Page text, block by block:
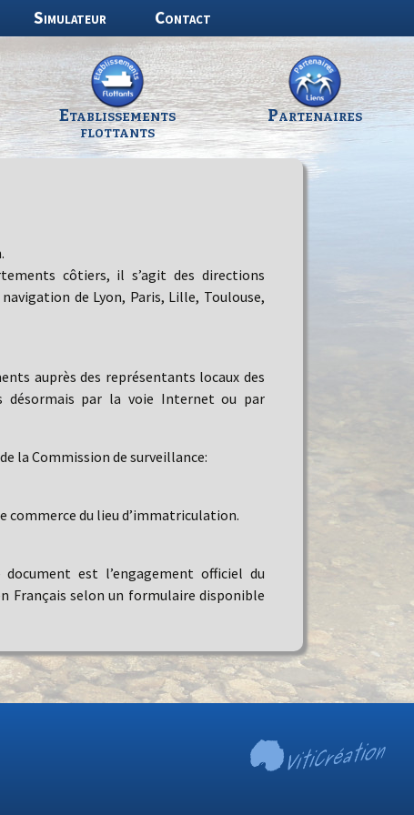
Simulateur Contact
Etablissements
flottants
Partenaires
côtiers, il s’agit des directions
de Lyon, Paris, Lille, Toulouse,
auprès des représentants locaux des
désormais par la voie Internet ou par
la Commission de surveillance:
commerce du lieu d’immatriculation.
est l’engagement officiel du
Français selon un formulaire disponible